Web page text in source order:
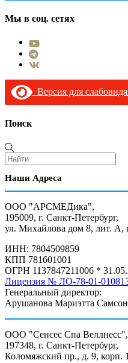
Мы в соц. сетях
Версия для
Поиск
Наши Адреса
ООО "АРСМЕДика",
195009, г. Санкт-Петербург,
ул. Михайлова дом 8, лит. А,
ИНН: 7804509859
КПП 781601001
ОГРН 1137847211006 *
Лицензия № ЛО-78-01-
Генеральный директор:
Арушанова Мариэтта
ООО "Сенсес Спа Веллнесс",
197348, г. Санкт-Петербург,
Коломяжский пр., д. 9, корп.